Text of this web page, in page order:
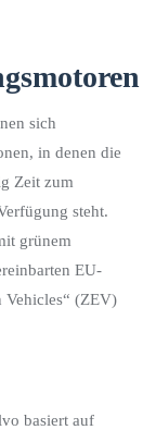
sich
in denen die
Zeit zum
steht.
grünem
EU-
Vehicles“ (ZEV)
basiert auf